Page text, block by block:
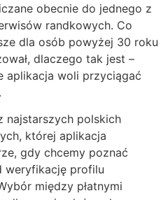
obecnie do jednego z
randkowych. Co
dla osób powyżej 30 roku
dlaczego tak jest –
aplikacja woli przyciągać
najstarszych polskich
której aplikacja
gdy chcemy poznać
weryfikację profilu
między płatnymi